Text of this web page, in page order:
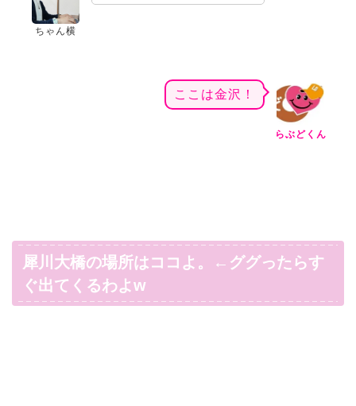
ちゃん横
らぶどくん
ここは金沢！
犀川大橋の場所はココよ。←ググったらす
ぐ出てくるわよw